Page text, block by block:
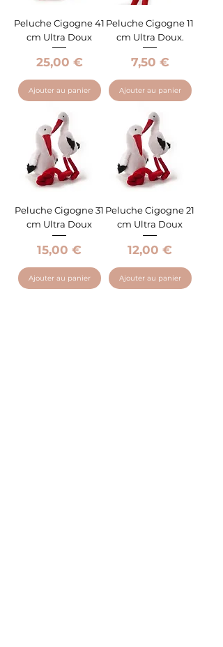
Peluche Cigogne 41
cm Ultra Doux
Prix
25,00 €
Ajouter au panier
Peluche Cigogne 11
cm Ultra Doux.
Prix
7,50 €
Ajouter au panier
Peluche Cigogne 31
cm Ultra Doux
Prix
15,00 €
Ajouter au panier
Peluche Cigogne 21
cm Ultra Doux
Prix
12,00 €
Ajouter au panier